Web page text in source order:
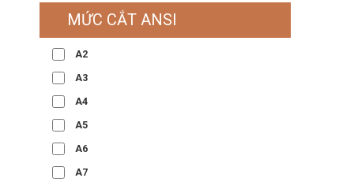
MỨC CẮT ANSI
A2
A3
A4
A5
A6
A7